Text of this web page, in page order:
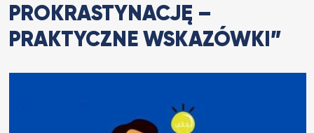
PROKRASTYNACJĘ –
PRAKTYCZNE WSKAZÓWKI”